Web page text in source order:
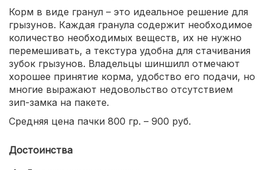
Корм в виде гранул – это идеальное решение для
грызунов. Каждая гранула содержит необходимое
количество необходимых веществ, их не нужно
перемешивать, а текстура удобна для стачивания
зубок грызунов. Владельцы шиншилл отмечают
хорошее принятие корма, удобство его подачи, но
многие выражают недовольство отсутствием
зип-замка на пакете.
Средняя цена пачки 800 гр. – 900 руб.
Достоинства